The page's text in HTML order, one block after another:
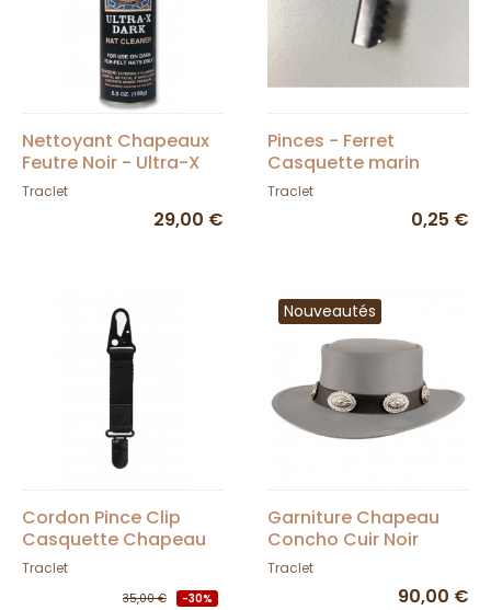
Nettoyant Chapeaux
Feutre Noir - Ultra-X
DARK
Traclet
29,00 €
Pinces - Ferret
Casquette marin
caban
Traclet
0,25 €
Cordon Pince Clip
Casquette Chapeau
Noir - Brixton
Traclet
35,00 € -30%
Nouveautés
Garniture Chapeau
Concho Cuir Noir
Traclet
90,00 €